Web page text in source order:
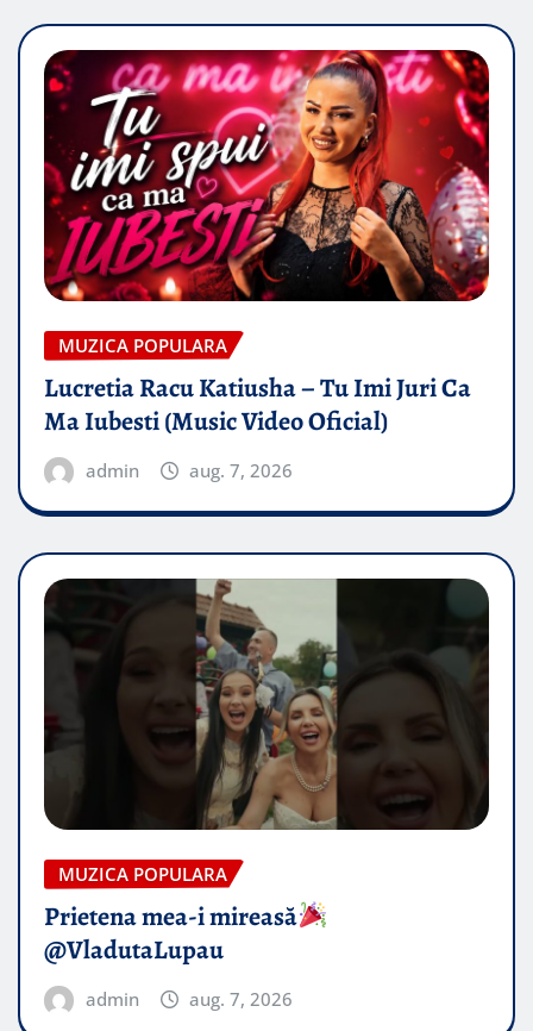
MUZICA POPULARA
Lucretia Racu Katiusha – Tu Imi Juri Ca
Ma Iubesti (Music Video Oficial)
admin aug. 7, 2026
MUZICA POPULARA
Prietena mea-i mireasă​
@VladutaLupau
admin aug. 7, 2026